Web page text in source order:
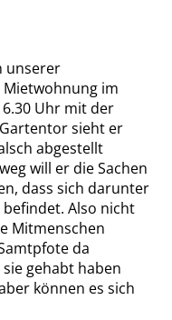
unserer
im
Uhr mit der
sieht er
abgestellt
will er die Sachen
dass sich darunter
Also nicht
Mitmenschen
da
gehabt haben
können es sich